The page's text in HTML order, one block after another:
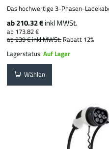
Das hochwertige 3-Phasen-
ab 210.32 €inkl MWSt.
ab 173.82 €
ab 239 €inkl MWSt. Rabatt 12%
Lagerstatus:Auf Lager
Wählen